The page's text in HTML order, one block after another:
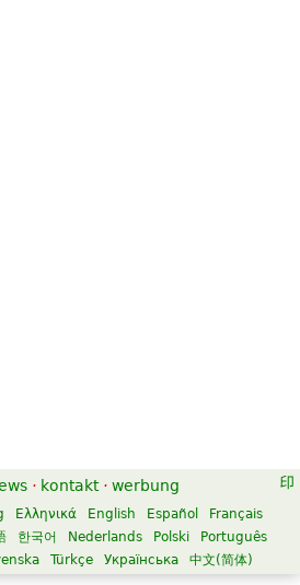
· kontakt · werbung
Ελληνικά English Español
Français
한국어 Nederlands Polski
Português
Türkçe Українська 中文(简体)